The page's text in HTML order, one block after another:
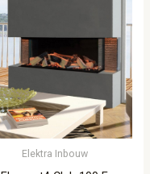
Elektra Inbouw